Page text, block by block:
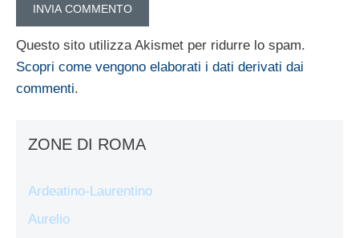
Questo sito utilizza Akismet per ridurre lo spam.
Scopri come vengono elaborati i dati derivati dai
commenti.
ZONE DI ROMA
Ardeatino-Laurentino
Aurelio